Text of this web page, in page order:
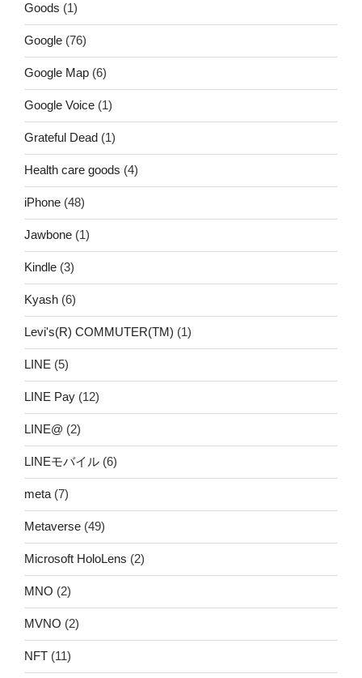
Goods (1)
Google (76)
Google Map (6)
Google Voice (1)
Grateful Dead (1)
Health care goods (4)
iPhone (48)
Jawbone (1)
Kindle (3)
Kyash (6)
Levi's(R) COMMUTER(TM) (1)
LINE (5)
LINE Pay (12)
LINE@ (2)
LINEモバイル (6)
meta (7)
Metaverse (49)
Microsoft HoloLens (2)
MNO (2)
MVNO (2)
NFT (11)